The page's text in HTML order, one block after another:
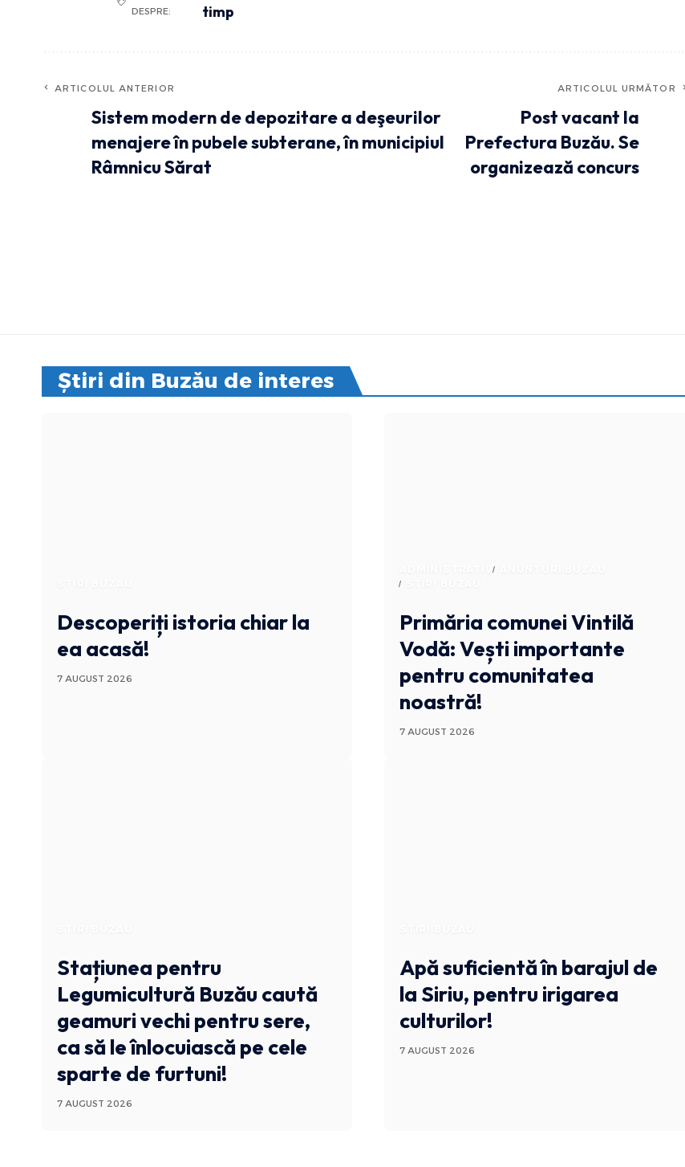
DESPRE:
timp
ARTICOLUL ANTERIOR
Sistem modern de depozitare a deşeurilor
menajere în pubele subterane, în municipiul
Râmnicu Sărat
ARTICOLUL URMĂTOR
Post vacant la
Prefectura Buzău. Se
organizează concurs
Știri din Buzău de interes
Descoperiți istoria chiar la
ea acasă!
7 AUGUST 2026
ADMINISTRATIV
Primăria comunei Vintilă
Vodă: Vești importante
pentru comunitatea
noastră!
7 AUGUST 2026
Stațiunea pentru
Legumicultură Buzău caută
geamuri vechi pentru sere,
ca să le înlocuiască pe cele
sparte de furtuni!
7 AUGUST 2026
Apă suficientă în barajul de
la Siriu, pentru irigarea
culturilor!
7 AUGUST 2026